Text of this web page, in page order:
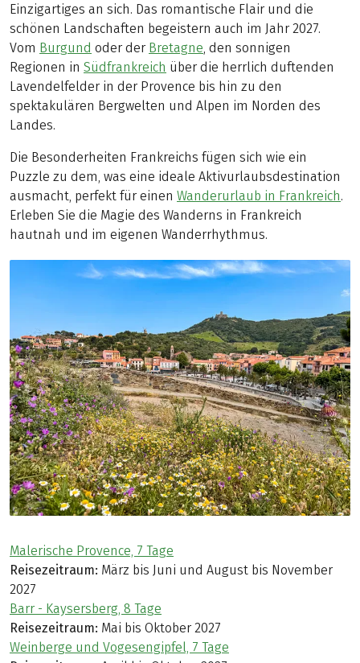
Einzigartiges an sich. Das romantische Flair und die
schönen Landschaften begeistern auch im Jahr 2027.
Vom Burgund oder der Bretagne , den sonnigen
Regionen in Südfrankreich über die herrlich duftenden
Lavendelfelder in der Provence bis hin zu den
spektakulären Bergwelten und Alpen im Norden des
Landes.
Die Besonderheiten Frankreichs fügen sich wie ein
Puzzle zu dem, was eine ideale Aktivurlaubsdestination
ausmacht, perfekt für einen Wanderurlaub in Frankreich.
Erleben Sie die Magie des Wanderns in Frankreich
hautnah und im eigenen Wanderrhythmus.
Malerische Provence, 7 Tage
Reisezeitraum: März bis Juni und August bis November
2027
Barr - Kaysersberg, 8 Tage
Reisezeitraum: Mai bis Oktober 2027
Weinberge und Vogesengipfel, 7 Tage